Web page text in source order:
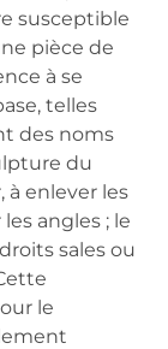
susceptible
pièce de
à se
telles
des noms
du
à enlever les
angles ; le
sales ou
le